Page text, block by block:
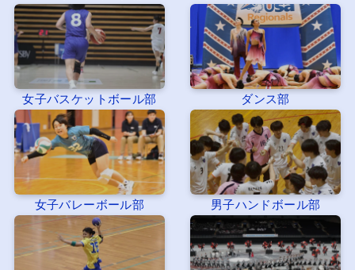
女子バスケットボール部 ダンス部
女子バレーボール部 男子ハンドボール部